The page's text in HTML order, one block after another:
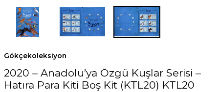
Gökçekoleksiyon
2020 – Anadolu’ya Özgü Kuşlar Serisi –
Hatıra Para Kiti Boş Kit (KTL20) KTL20